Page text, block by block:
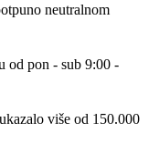
neutralnom
od pon - sub 9:00 -
više od 150.000